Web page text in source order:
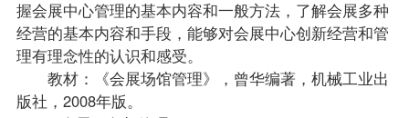
握会展中心管理的基本内容和一般方法，了解会展多种
经营的基本内容和手段，能够对会展中心创新经营和管
理有理念性的认识和感受。
教材：《会展场馆管理》，曾华编著，机械工业出
版社，2008年版。